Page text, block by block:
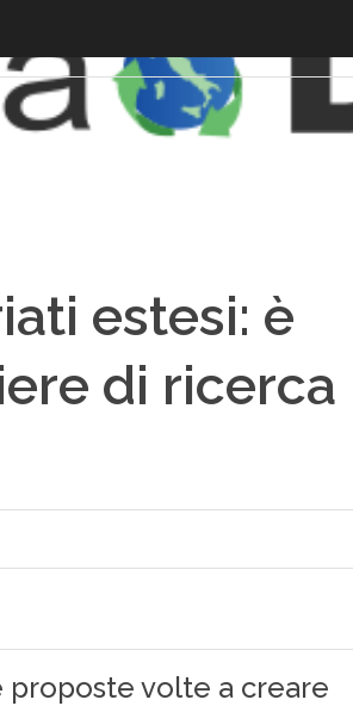
estesi: è
di ricerca
proposte volte a creare